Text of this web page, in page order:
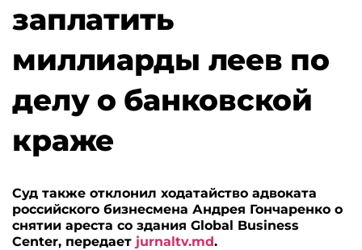
заплатить
миллиарды леев по
делу о банковской
краже
Суд также отклонил ходатайство адвоката
российского бизнесмена Андрея Гончаренко о
снятии ареста со здания Global Business
Center, передает jurnaltv.md.